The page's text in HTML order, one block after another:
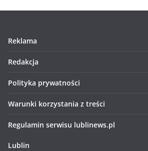
Reklama
Redakcja
Polityka prywatności
Warunki korzystania z treści
Regulamin serwisu lublinews.pl
Lublin